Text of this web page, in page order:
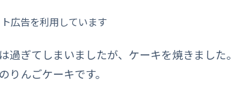
広告を利用しています
過ぎてしまいましたが、ケーキを焼きました。
りんごケーキです。